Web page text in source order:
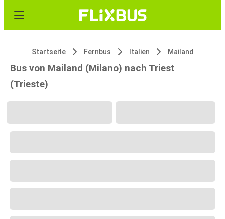
Startseite Fernbus Italien Mailand
Bus von Mailand (Milano) nach Triest
(Trieste)